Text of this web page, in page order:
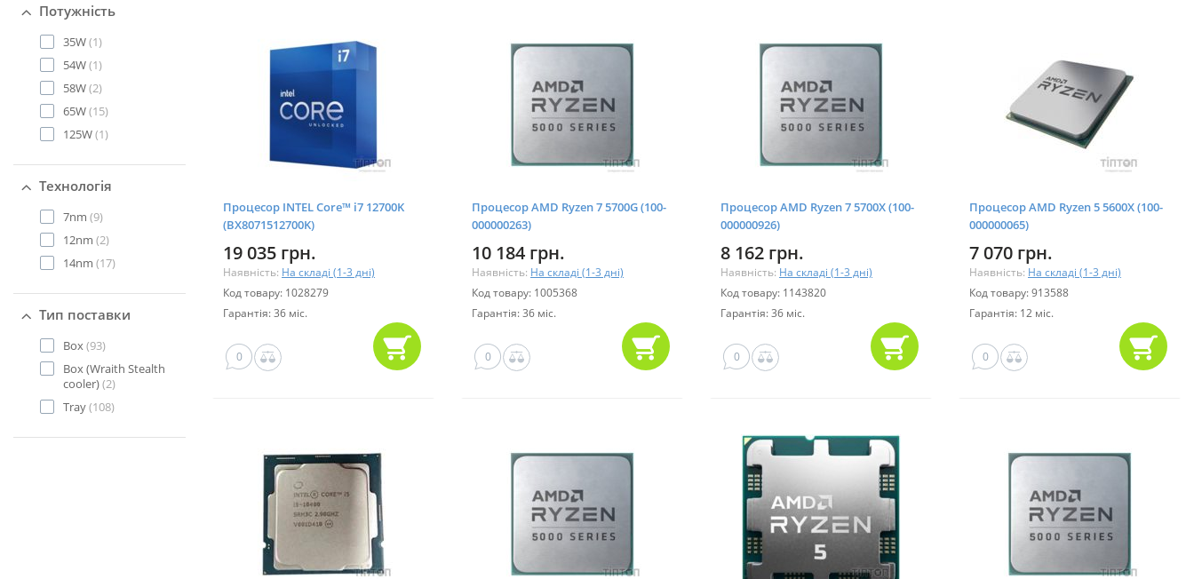
Потужність
35W(1)
54W(1)
58W(2)
65W(15)
125W(1)
Технологія
7nm (9)
12nm (2)
14nm (17)
Тип поставки
Box(93)
Box (Wraith Stealth
cooler)(2)
Tray(108)
Процесор INTEL Core™ i7 12700K
(BX8071512700K)
19 035 грн.
Наявність: На складі (1-3 дні)
Код товару: 1028279
Гарантія: 36 міс.
0
Процесор AMD Ryzen 7 5700G (100-
000000263)
10 184 грн.
Наявність: На складі (1-3 дні)
Код товару: 1005368
Гарантія: 36 міс.
0
Процесор AMD Ryzen 7 5700X (100-
000000926)
8 162 грн.
Наявність: На складі (1-3 дні)
Код товару: 1143820
Гарантія: 36 міс.
0
Процесор AMD Ryzen 5 5600X (100-
000000065)
7 070 грн.
Наявність: На складі (1-3 дні)
Код товару: 913588
Гарантія: 12 міс.
0